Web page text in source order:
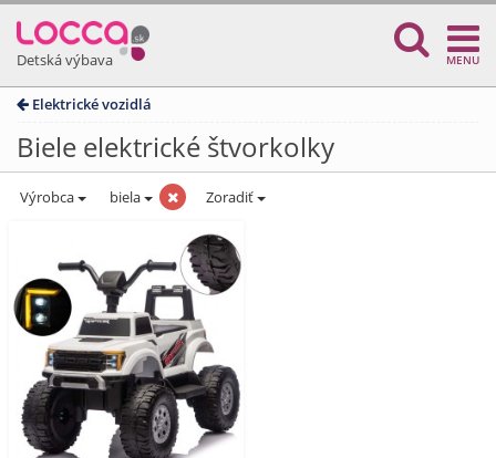
Detská výbava MENU
Elektrické vozidlá
Biele elektrické štvorkolky
Výrobca biela Zoradiť